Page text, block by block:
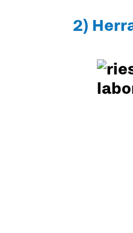
2)